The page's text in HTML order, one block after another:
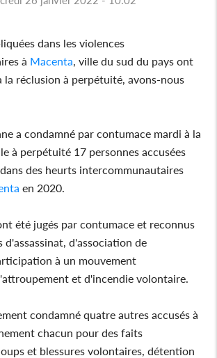
dans les violences
à Macenta , ville du sud du pays ont
la réclusion à perpétuité, avons-nous
a condamné par contumace mardi à la
à perpétuité 17 personnes accusées
des heurts intercommunautaires
en 2020.
été jugés par contumace et reconnus
d'assassinat, d'association de
à un mouvement
et d'incendie volontaire.
condamné quatre autres accusés à
chacun pour des faits
et blessures volontaires, détention